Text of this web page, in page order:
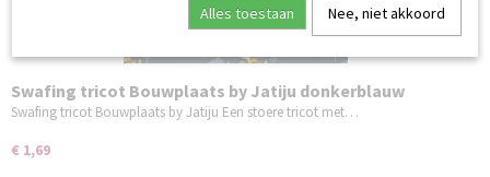
Swafing tricot Bouwplaats by Jatiju donkerblauw
Swafing tricot Bouwplaats by Jatiju Een stoere tricot met…
€ 1,69
Alles toestaan Nee, niet akkoord